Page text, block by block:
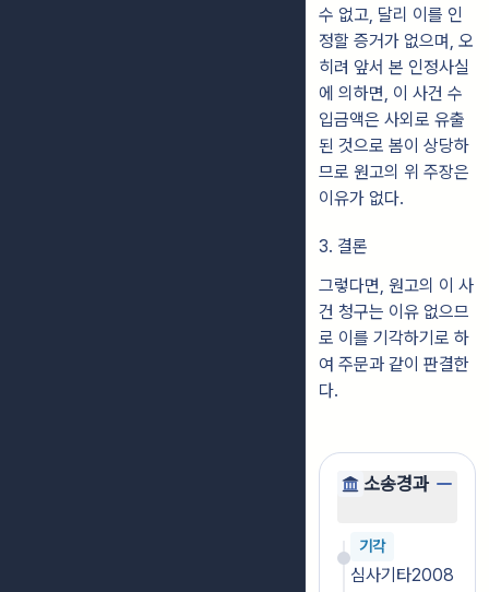
수 없고, 달리 이를 인
정할 증거가 없으며, 오
히려 앞서 본 인정사실
에 의하면, 이 사건 수
입금액은 사외로 유출
된 것으로 봄이 상당하
므로 원고의 위 주장은
이유가 없다.
3. 결론
그렇다면, 원고의 이 사
건 청구는 이유 없으므
로 이를 기각하기로 하
여 주문과 같이 판결한
다.
소송경과
기각
심사기타2008